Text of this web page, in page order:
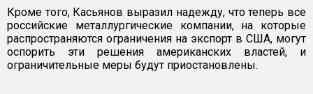
Кроме того, Касьянов выразил надежду, что теперь все
российские металлургические компании, на которые
распространяются ограничения на экспорт в США, могут
оспорить эти решения американских властей, и
ограничительные меры будут приостановлены.